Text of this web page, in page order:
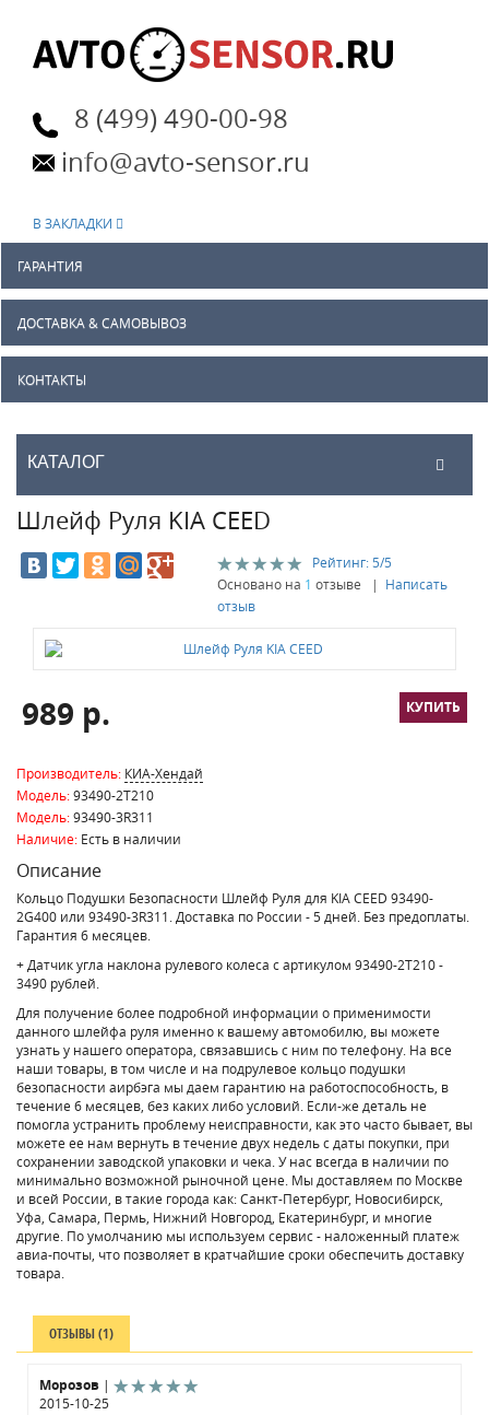
8 (499) 490-00-98
info@avto-sensor.ru
В ЗАКЛАДКИ
ГАРАНТИЯ
ДОСТАВКА & САМОВЫВОЗ
КОНТАКТЫ
КАТАЛОГ
Шлейф Руля KIA CEED
Рейтинг:5/5
Основано на 1 отзыве | Написать
отзыв
989 р.
Производитель: КИА-Хендай
Модель:93490-2T210
Модель:93490-3R311
Наличие: Есть в наличии
Описание
Кольцо Подушки Безопасности Шлейф Руля для KIA CEED 93490-
2G400 или 93490-3R311. Доставка по России - 5 дней. Без предоплаты.
Гарантия 6 месяцев.
+ Датчик угла наклона рулевого колеса с артикулом 93490-2T210 -
3490 рублей.
Для получение более подробной информации о применимости
данного шлейфа руля именно к вашему автомобилю, вы можете
узнать у нашего оператора, связавшись с ним по телефону. На все
наши товары, в том числе и на подрулевое кольцо подушки
безопасности аирбэга мы даем гарантию на работоспособность, в
течение 6 месяцев, без каких либо условий. Если-же деталь не
помогла устранить проблему неисправности, как это часто бывает, вы
можете ее нам вернуть в течение двух недель с даты покупки, при
сохранении заводской упаковки и чека. У нас всегда в наличии по
минимально возможной рыночной цене. Мы доставляем по Москве
и всей России, в такие города как: Санкт-Петербург, Новосибирск,
Уфа, Самара, Пермь, Нижний Новгород, Екатеринбург, и многие
другие. По умолчанию мы используем сервис - наложенный платеж
авиа-почты, что позволяет в кратчайшие сроки обеспечить доставку
товара.
ОТЗЫВЫ (1)
Морозов |
2015-10-25